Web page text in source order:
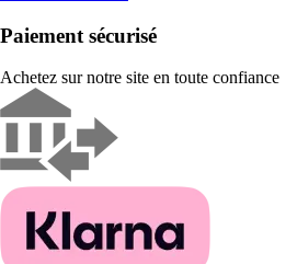
Paiement sécurisé
Achetez sur notre site en toute confiance